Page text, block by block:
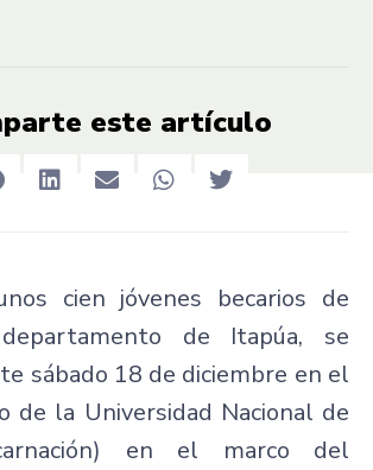
este artículo
cien jóvenes becarios de
de Itapúa, se
sábado 18 de diciembre en el
de la Universidad Nacional de
en el marco del